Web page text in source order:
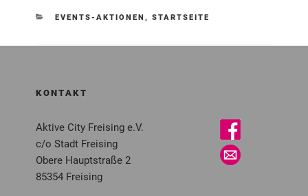
KATEGORIEN
EVENTS-AKTIONEN, STARTSEITE
KONTAKT
Aktive City Freising e.V.
c/o Stadt Freising
Obere Hauptstraße 2
85354 Freising